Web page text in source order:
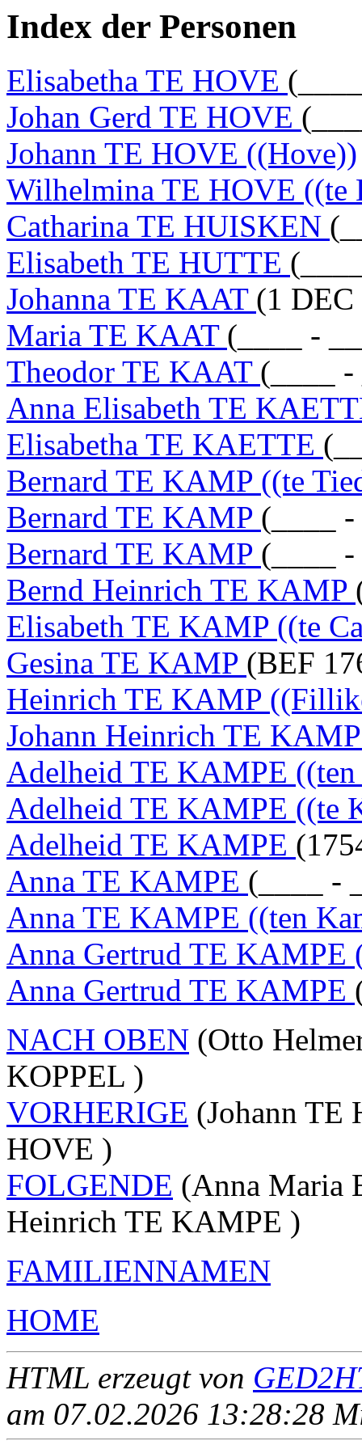
Index der Personen
Elisabetha TE HOVE
Johan Gerd TE HOVE
Johann TE HOVE ((Hove))
Wilhelmina TE HOVE ((te
Catharina TE HUISKEN
Elisabeth TE HUTTE
Johanna TE KAAT (1 DEC
Maria TE KAAT (____ -
Theodor TE KAAT (____
Anna Elisabeth TE
Elisabetha TE KAETTE
Bernard TE KAMP ((te
Bernard TE KAMP (____
Bernard TE KAMP (____
Bernd Heinrich TE KAMP
Elisabeth TE KAMP ((te
Gesina TE KAMP (BEF
Heinrich TE KAMP
Johann Heinrich TE
Adelheid TE KAMPE ((ten
Adelheid TE KAMPE ((te
Adelheid TE KAMPE
Anna TE KAMPE (____ -
Anna TE KAMPE ((ten
Anna Gertrud TE KAMPE
Anna Gertrud TE KAMPE
NACH OBEN (Otto
KOPPEL )
VORHERIGE (Johann TE
HOVE )
FOLGENDE (Anna Maria
Heinrich TE KAMPE )
FAMILIENNAMEN
HOME
HTML erzeugt von
am 07.02.2026 13:28:28